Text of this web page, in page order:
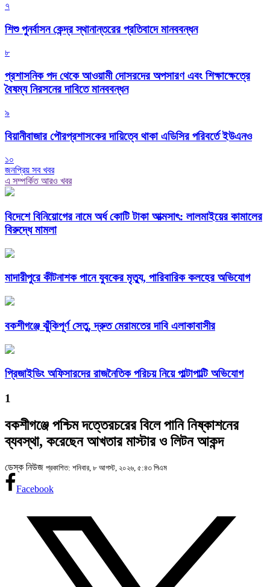
৭
শিশু পুনর্বাসন কেন্দ্র স্থানান্তরের প্রতিবাদে মানববন্ধন
৮
প্রশাসনিক পদ থেকে আওয়ামী দোসরদের অপসারণ এবং শিক্ষাক্ষেত্রে
বৈষম্য নিরসনের দাবিতে মানববন্ধন
৯
বিয়ানীবাজার পৌরপ্রশাসকের দায়িত্বে থাকা এডিসির পরিবর্তে ইউএনও
১০
জনপ্রিয় সব খবর
এ সম্পর্কিত আরও খবর
বিদেশে বিনিয়োগের নামে অর্ধ কোটি টাকা আত্মসাৎ: লালমাইয়ের কামালের
বিরুদ্ধে মামলা
মাদারীপুরে কীটনাশক পানে যুবকের মৃত্যু, পারিবারিক কলহের অভিযোগ
বকশীগঞ্জে ঝুঁকিপূর্ণ সেতু, দ্রুত মেরামতের দাবি এলাকাবাসীর
প্রিজাইডিং অফিসারদের রাজনৈতিক পরিচয় নিয়ে পাল্টাপাল্টি অভিযোগ
1
বকশীগঞ্জে পশ্চিম দত্তেরচরের বিলে পানি নিষ্কাশনের
ব্যবস্থা, করেছেন আখতার মাস্টার ও লিটন আকন্দ
ডেস্ক নিউজ প্রকাশিত: শনিবার, ৮ আগস্ট, ২০২৬, ৫:৪৩ পিএম
Facebook